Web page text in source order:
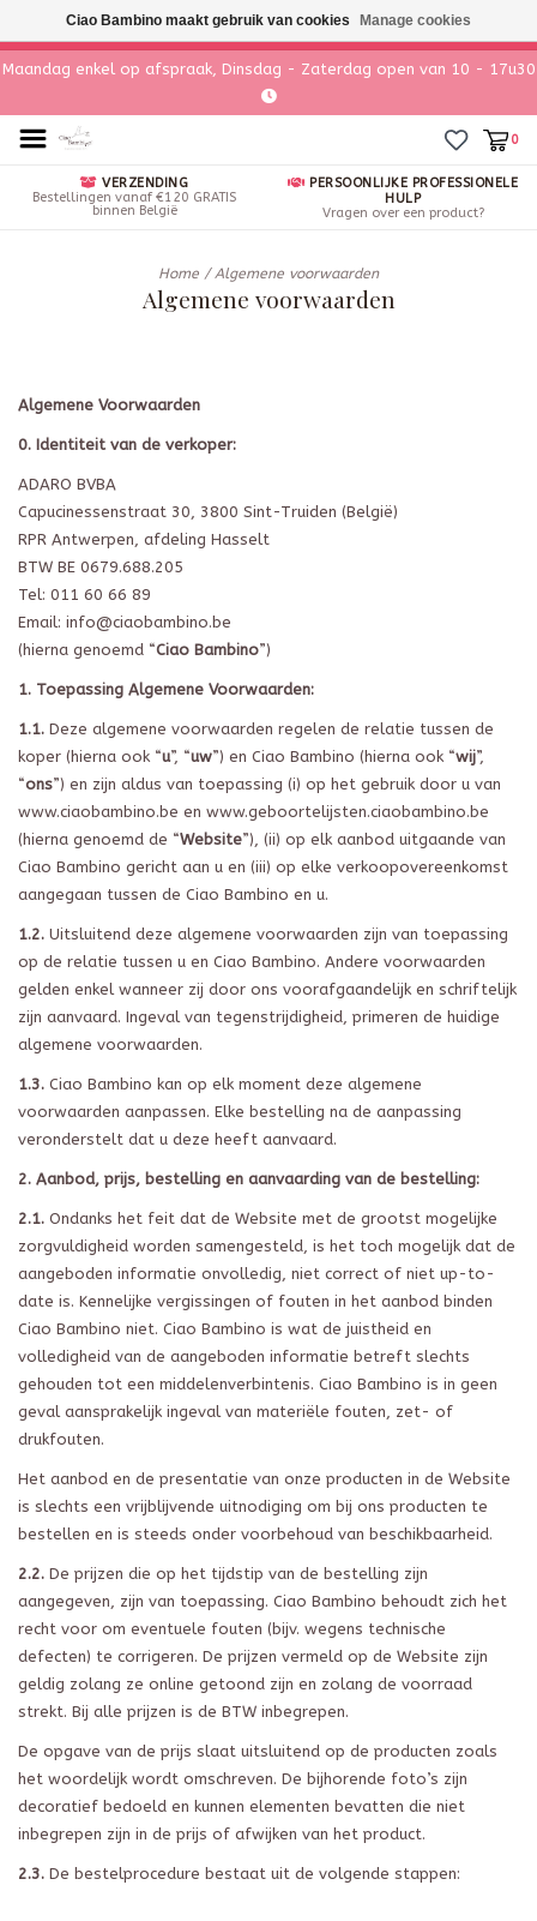
Maandag enkel op afspraak, Dinsdag - Zaterdag open van 10 - 17u30
0
VERZENDING
Bestellingen vanaf €120 GRATIS
binnen België
PERSOONLIJKE PROFESSIONELE
HULP
Vragen over een product?
Home /Algemene voorwaarden
Algemene voorwaarden
Algemene Voorwaarden
0. Identiteit van de verkoper:
ADARO BVBA
Capucinessenstraat 30, 3800 Sint-Truiden (België)
RPR Antwerpen, afdeling Hasselt
BTW BE 0679.688.205
Tel: 011 60 66 89
Email: info@ciaobambino.be
(hierna genoemd “Ciao Bambino”)
1. Toepassing Algemene Voorwaarden:
1.1. Deze algemene voorwaarden regelen de relatie tussen de
koper (hierna ook “u”, “uw”) en Ciao Bambino (hierna ook “wij”,
“ons”) en zijn aldus van toepassing (i) op het gebruik door u van
www.ciaobambino.be en www.geboortelijsten.ciaobambino.be
(hierna genoemd de “Website”), (ii) op elk aanbod uitgaande van
Ciao Bambino gericht aan u en (iii) op elke verkoopovereenkomst
aangegaan tussen de Ciao Bambino en u.
1.2. Uitsluitend deze algemene voorwaarden zijn van toepassing
op de relatie tussen u en Ciao Bambino. Andere voorwaarden
gelden enkel wanneer zij door ons voorafgaandelijk en schriftelijk
zijn aanvaard. Ingeval van tegenstrijdigheid, primeren de huidige
algemene voorwaarden.
1.3. Ciao Bambino kan op elk moment deze algemene
voorwaarden aanpassen. Elke bestelling na de aanpassing
veronderstelt dat u deze heeft aanvaard.
2. Aanbod, prijs, bestelling en aanvaarding van de bestelling:
2.1. Ondanks het feit dat de Website met de grootst mogelijke
zorgvuldigheid worden samengesteld, is het toch mogelijk dat de
aangeboden informatie onvolledig, niet correct of niet up-to-
date is. Kennelijke vergissingen of fouten in het aanbod binden
Ciao Bambino niet. Ciao Bambino is wat de juistheid en
volledigheid van de aangeboden informatie betreft slechts
gehouden tot een middelenverbintenis. Ciao Bambino is in geen
geval aansprakelijk ingeval van materiële fouten, zet- of
drukfouten.
Het aanbod en de presentatie van onze producten in de Website
is slechts een vrijblijvende uitnodiging om bij ons producten te
bestellen en is steeds onder voorbehoud van beschikbaarheid.
2.2. De prijzen die op het tijdstip van de bestelling zijn
aangegeven, zijn van toepassing. Ciao Bambino behoudt zich het
recht voor om eventuele fouten (bijv. wegens technische
defecten) te corrigeren. De prijzen vermeld op de Website zijn
geldig zolang ze online getoond zijn en zolang de voorraad
strekt. Bij alle prijzen is de BTW inbegrepen.
De opgave van de prijs slaat uitsluitend op de producten zoals
het woordelijk wordt omschreven. De bijhorende foto’s zijn
decoratief bedoeld en kunnen elementen bevatten die niet
inbegrepen zijn in de prijs of afwijken van het product.
2.3. De bestelprocedure bestaat uit de volgende stappen:
Ciao Bambino maakt gebruik van cookies Manage cookies